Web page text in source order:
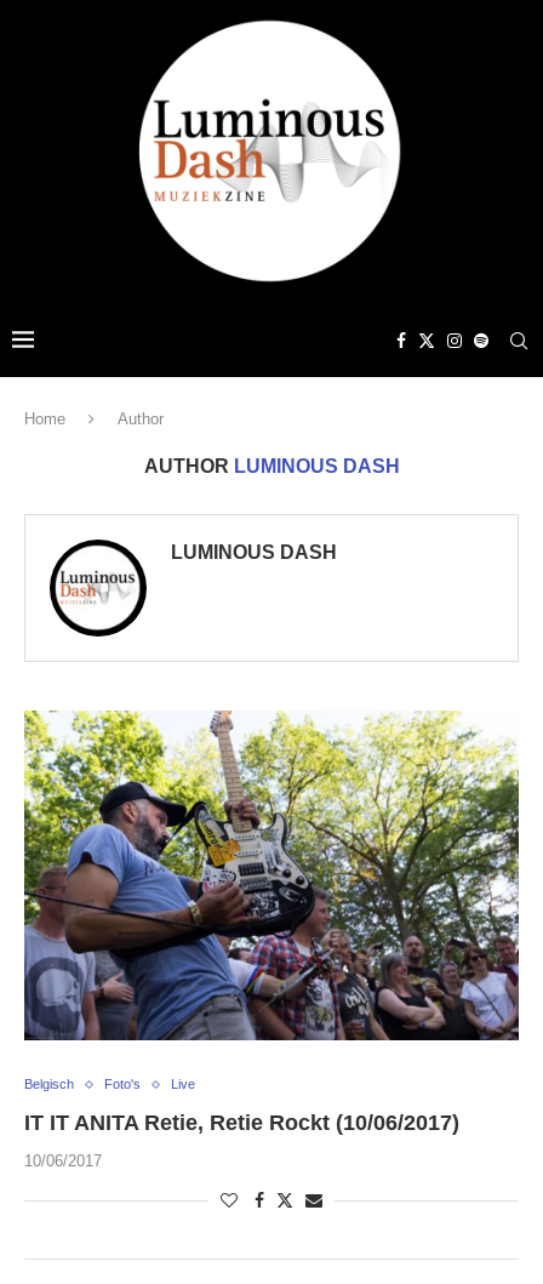
Home Author
AUTHOR LUMINOUS DASH
LUMINOUS DASH
Belgisch Foto's Live
IT IT ANITA Retie, Retie Rockt (10/06/2017)
10/06/2017